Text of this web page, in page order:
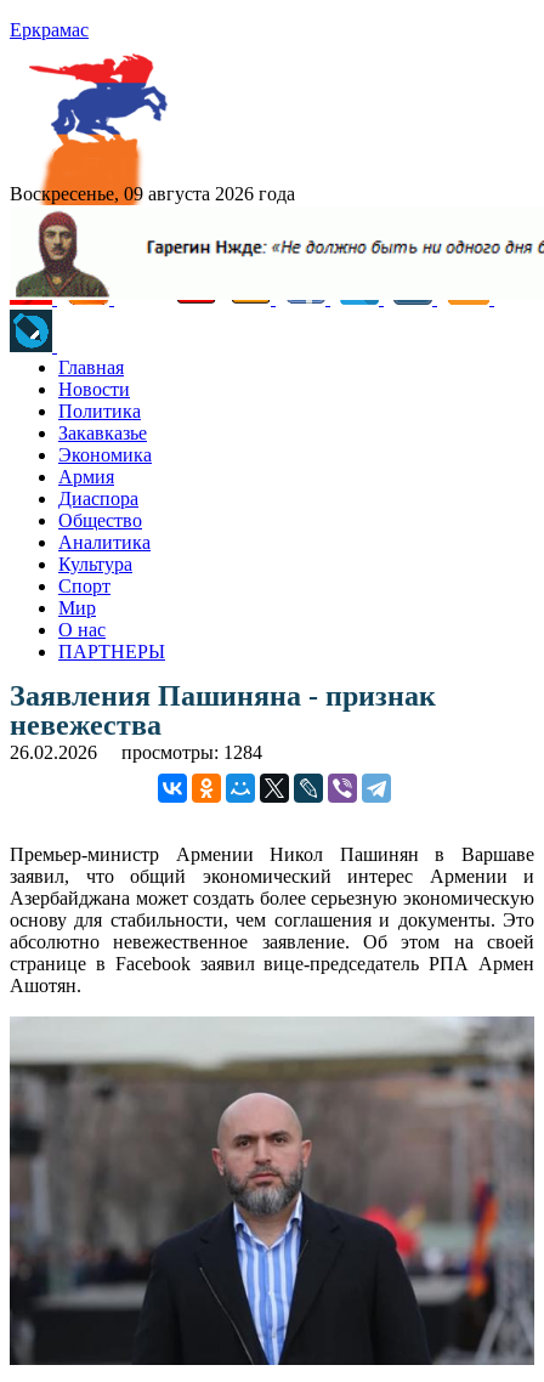
Еркрамас
Воскресенье, 09 августа 2026 года
Главная
Новости
Политика
Закавказье
Экономика
Армия
Диаспора
Общество
Аналитика
Культура
Спорт
Мир
О нас
ПАРТНЕРЫ
Заявления Пашиняна - признак
невежества
26.02.2026 просмотры: 1284
Премьер-министр Армении Никол Пашинян в Варшаве
заявил, что общий экономический интерес Армении и
Азербайджана может создать более серьезную экономическую
основу для стабильности, чем соглашения и документы. Это
абсолютно невежественное заявление. Об этом на своей
странице в Facebook заявил вице-председатель РПА Армен
Ашотян.